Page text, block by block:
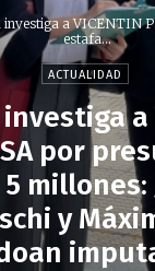
investiga a VICENTIN
estafa...
ACTUALIDAD
a
por
5 millones:
y